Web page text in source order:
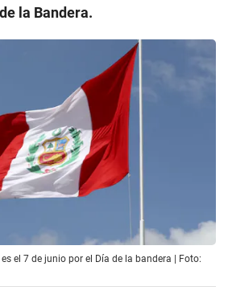
la Bandera.
el 7 de junio por el Día de la bandera | Foto: